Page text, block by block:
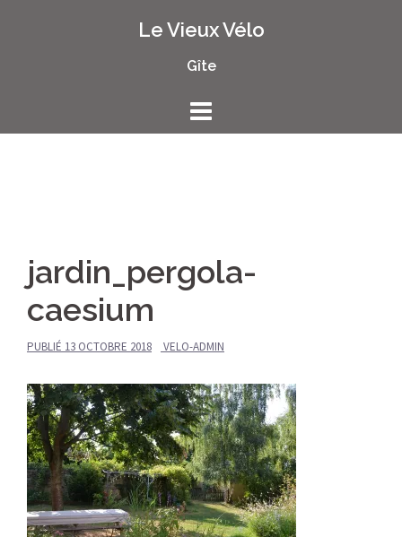
Le Vieux Vélo
Gîte
jardin_pergola-
caesium
PUBLIÉ 13 OCTOBRE 2018 VELO-ADMIN